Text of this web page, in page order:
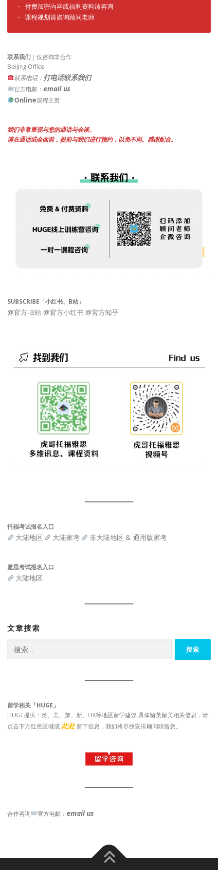
· 付费加密内容或福利资料请咨询
· 课程规划请咨询顾问老师
联系我们 ｜仅咨询非合作
Beijing Office
联系电话： 打电话联系我们
官方电邮： email us
Online课程主页
我们非常重视与您的通话与会谈。
请在通话或会面前，提前与我们进行预约，以免不周。感谢配合。
SUBSCRIBE「小红书、B站」
@官方-B站 @官方小红书 @官方知乎
托福考试报名入口
大陆地区 大陆家考 非大陆地区 & 通用版家考
雅思考试报名入口
大陆地区
文章搜索
索：
留学相关「HUGE」
HUGE提供：英、美、加、新、HK等地区留学建议 具体留英留美相关信息，请
点击下方红色区域或此处 留下信息，我们将尽快安排顾问联络您。
合作咨询 官方电邮： email us